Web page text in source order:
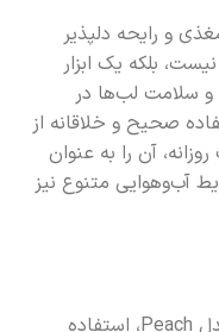
و رایحه دلپذیر
بلکه یک ابزار
و سلامت لب‌ها در
صحیح و خلاقانه از
آن را به عنوان
آب‌وهوایی متنوع نیز